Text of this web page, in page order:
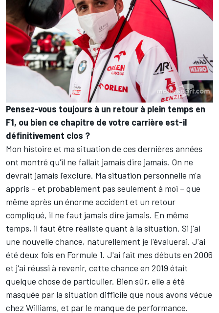
Pensez-vous toujours à un retour à plein temps en
F1, ou bien ce chapitre de votre carrière est-il
définitivement clos ?
Mon histoire et ma situation de ces dernières années
ont montré qu'il ne fallait jamais dire jamais. On ne
devrait jamais l'exclure. Ma situation personnelle m'a
appris – et probablement pas seulement à moi – que
même après un énorme accident et un retour
compliqué, il ne faut jamais dire jamais. En même
temps, il faut être réaliste quant à la situation. Si j'ai
une nouvelle chance, naturellement je l'évaluerai. J'ai
été deux fois en Formule 1. J'ai fait mes débuts en 2006
et j'ai réussi à revenir, cette chance en 2019 était
quelque chose de particulier. Bien sûr, elle a été
masquée par la situation difficile que nous avons vécue
chez Williams, et par le manque de performance.